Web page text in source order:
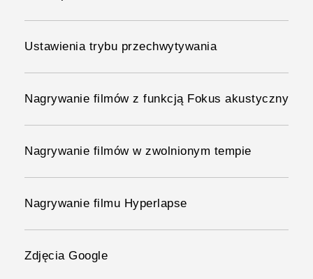
Ustawienia trybu przechwytywania
Nagrywanie filmów z funkcją Fokus akustyczny
Nagrywanie filmów w zwolnionym tempie
Nagrywanie filmu Hyperlapse
Zdjęcia Google